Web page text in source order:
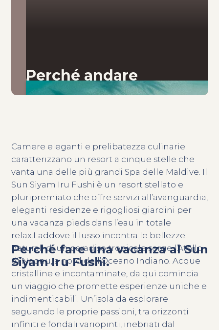
Perché andare
Perché fare una vacanza al Sun
Siyam Iru Fushi.
Camere eleganti e prelibatezze culinarie
caratterizzano un resort a cinque stelle che
vanta una delle più grandi Spa delle Maldive. Il
Sun Siyam Iru Fushi è un resort stellato e
pluripremiato che offre servizi all’avanguardia,
eleganti residenze e rigogliosi giardini per
una vacanza pieds dans l’eau in totale
relax.Laddove il lusso incontra le bellezze
naturali di un paradiso tropicale sorge l’Atollo
di Noonu, a nord dell’Oceano Indiano. Acque
cristalline e incontaminate, da qui comincia
un viaggio che promette esperienze uniche e
indimenticabili. Un’isola da esplorare
seguendo le proprie passioni, tra orizzonti
infiniti e fondali variopinti, inebriati dal